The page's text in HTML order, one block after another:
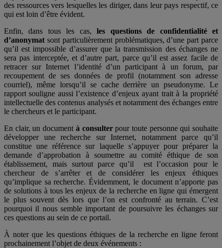
des ressources vers lesquelles les diriger, dans leur pays respectif, ce
qui est loin d’être évident.
Enfin, dans tous les cas,les questions de confidentialité et
d’anonymat sont particulièrement problématiques, d’une part parce
qu’il est impossible d’assurer que la transmission des échanges ne
sera pas interceptée, et d’autre part, parce qu’il est assez facile de
retracer sur Internet l’identité d’un participant à un forum, par
recoupement de ses données de profil (notamment son adresse
courriel), même lorsqu’il se cache derrière un pseudonyme. Le
rapport souligne aussi l’existence d’enjeux ayant trait à la propriété
intellectuelle des contenus analysés et notamment des échanges entre
le chercheurs et le participant.
En clair, un document à consulterpour toute personne qui souhaite
développer une recherche sur Internet, notamment parce qu’il
constitue une référence sur laquelle s’appuyer pour préparer la
demande d’approbation à soumettre au comité éthique de son
établissement, mais surtout parce qu’il est l’occasion pour le
chercheur de s’arrêter et de considérer les enjeux éthiques
qu’implique sa recherche. Évidemment, le document n’apporte pas
de solutions à tous les enjeux de la recherche en ligne qui émergent
le plus souvent dès lors que l’on est confronté au terrain. C’est
pourquoi il nous semble important de poursuivre les échanges sur
ces questions au sein de ce portail.
À noter que les questions éthiques de la recherche en ligne feront
prochainement l’objet de deux événements :